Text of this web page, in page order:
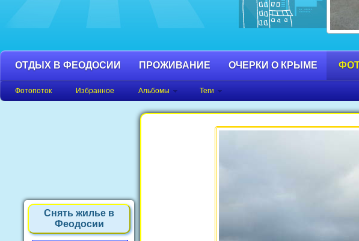
ОТДЫХ В ФЕОДОСИИ ПРОЖИВАНИЕ ОЧЕРКИ О КРЫМЕ
Фотопоток Избранное Альбомы Теги
Снять жилье в
Феодосии